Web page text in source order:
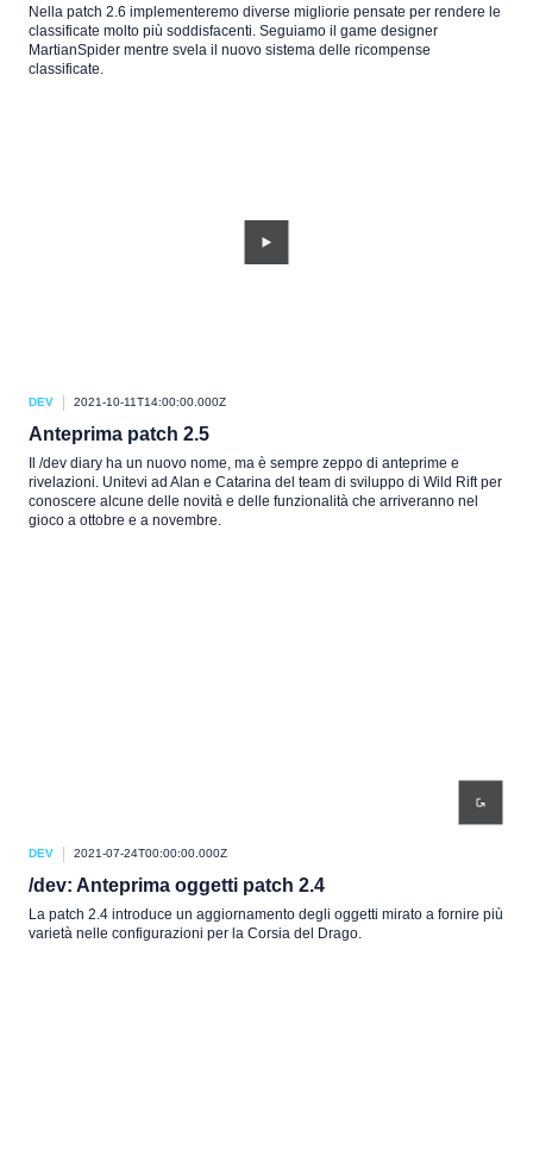
Nella patch 2.6 implementeremo diverse migliorie pensate per rendere le
classificate molto più soddisfacenti. Seguiamo il game designer
MartianSpider mentre svela il nuovo sistema delle ricompense
classificate.
DEV 2021-10-11T14:00:00.000Z
Anteprima patch 2.5
Il /dev diary ha un nuovo nome, ma è sempre zeppo di anteprime e
rivelazioni. Unitevi ad Alan e Catarina del team di sviluppo di Wild Rift per
conoscere alcune delle novità e delle funzionalità che arriveranno nel
gioco a ottobre e a novembre.
DEV 2021-07-24T00:00:00.000Z
/dev: Anteprima oggetti patch 2.4
La patch 2.4 introduce un aggiornamento degli oggetti mirato a fornire più
varietà nelle configurazioni per la Corsia del Drago.